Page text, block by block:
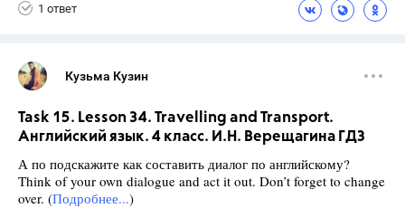
1 ответ
Кузьма Кузин
Task 15. Lesson 34. Travelling and Transport.
Английский язык. 4 класс. И.Н. Верещагина ГДЗ
А по подскажите как составить диалог по английскому?
Think of your own dialogue and act it out. Don’t forget to change
over. (Подробнее...)